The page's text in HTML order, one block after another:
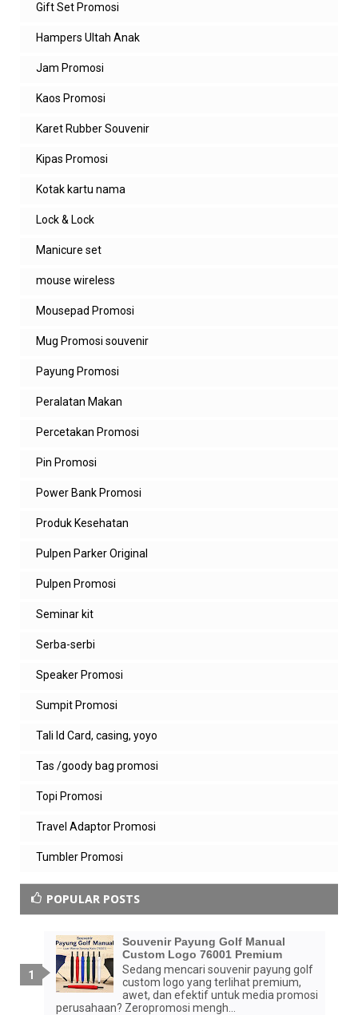
Hello, bisa dikirimkan pricelist jam dindingnya?
Balasan
Balas
Anonim
Gift Set Promosi
Hampers Ultah Anak
Jam Promosi
Kaos Promosi
Karet Rubber Souvenir
Kipas Promosi
Kotak kartu nama
Lock & Lock
Manicure set
mouse wireless
Mousepad Promosi
Mug Promosi souvenir
Payung Promosi
Peralatan Makan
Percetakan Promosi
Pin Promosi
Power Bank Promosi
Produk Kesehatan
Pulpen Parker Original
Pulpen Promosi
Seminar kit
Serba-serbi
Speaker Promosi
Sumpit Promosi
Tali Id Card, casing, yoyo
Tas /goody bag promosi
Topi Promosi
Travel Adaptor Promosi
Tumbler Promosi
POPULAR POSTS
Souvenir Payung Golf Manual
Custom Logo 76001 Premium
Sedang mencari souvenir payung golf
custom logo yang terlihat premium,
awet, dan efektif untuk media promosi
perusahaan? Zeropromosi mengh...